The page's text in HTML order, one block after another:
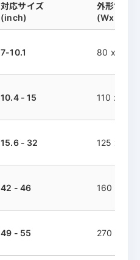
対応サイズ
(inch)
外形寸法
7-10.1 80 x 25 x
10.4 - 15 110 x 25
15.6 - 32 125 x 25
42 - 46 160 x 25
49 - 55 270 x 50